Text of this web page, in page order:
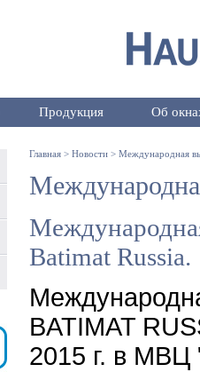
Продукция Об
Главная > Новости > Международная
Batimat Russia.
BATIMAT
2015 г. в МВЦ